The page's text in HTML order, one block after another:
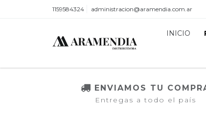
1159584324 administracion@aramendia.com.ar
INICIO
ENVIAMOS TU
Entregas a todo el país